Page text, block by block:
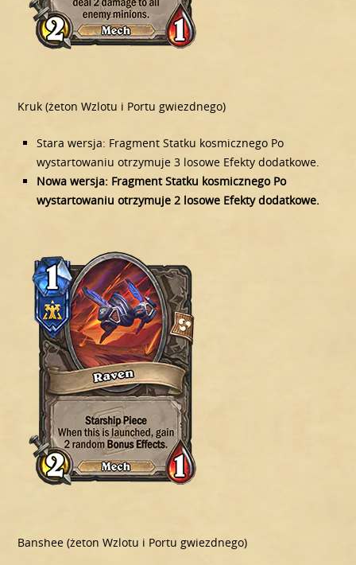
Kruk (żeton Wzlotu i Portu gwiezdnego)
Stara wersja: Fragment Statku kosmicznego Po
wystartowaniu otrzymuje 3 losowe Efekty dodatkowe.
Nowa wersja: Fragment Statku kosmicznego Po
wystartowaniu otrzymuje 2 losowe Efekty dodatkowe.
Banshee (żeton Wzlotu i Portu gwiezdnego)